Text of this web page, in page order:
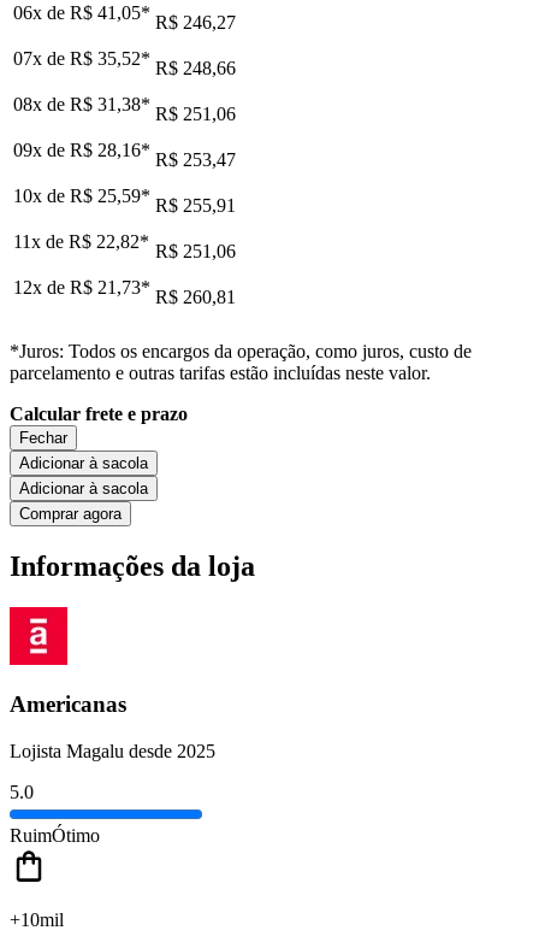
06x de R$ 41,05* R$ 246,27
07x de R$ 35,52* R$ 248,66
08x de R$ 31,38* R$ 251,06
09x de R$ 28,16* R$ 253,47
10x de R$ 25,59* R$ 255,91
11x de R$ 22,82* R$ 251,06
12x de R$ 21,73* R$ 260,81
*Juros: Todos os encargos da operação, como juros, custo de
parcelamento e outras tarifas estão incluídas neste valor.
Calcular frete e prazo
Fechar
Adicionar à sacola
Adicionar à sacola
Comprar agora
Informações da loja
Americanas
Lojista Magalu desde 2025
5.0
RuimÓtimo
+10mil